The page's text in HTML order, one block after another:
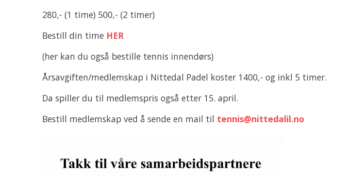
280,- (1 time) 500,- (2 timer)
Bestill din time HER
(her kan du også bestille tennis innendørs)
Årsavgiften/medlemskap i Nittedal Padel koster 1400,- og inkl 5 timer.
Da spiller du til medlemspris også etter 15. april.
Bestill medlemskap ved å sende en mail til tennis@nittedalil.no